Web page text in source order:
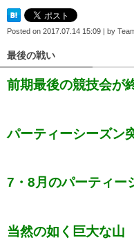
Posted on 2017.07.14 15:09 | by
最後の戦い
前期最後の競技会が
パーティーシーズン
7・8月のパーティー
当然の如く巨大な山